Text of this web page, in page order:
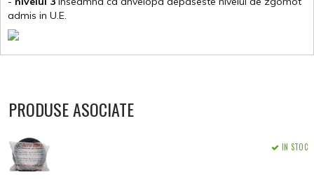
admis in U.E.
PRODUSE ASOCIATE
IN STOC